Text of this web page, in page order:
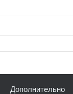
Дополнительно